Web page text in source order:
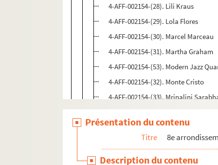
4-AFF-002154-(28). Lili Kraus
4-AFF-002154-(29). Lola Flores
4-AFF-002154-(30). Marcel Marceau
4-AFF-002154-(31). Martha Graham
4-AFF-002154-(53). Modern Jazz
4-AFF-002154-(32). Monte Cristo
4-AFF-002154-(33). Mrinalini
4-AFF-002154-(34). Nelly
4-AFF-002154-(35). New-York city
4-AFF-002154-(36). Ondine
4-AFF-002154-(37). Rosario. Danses
Présentation du contenu
Titre 8e
Description du contenu